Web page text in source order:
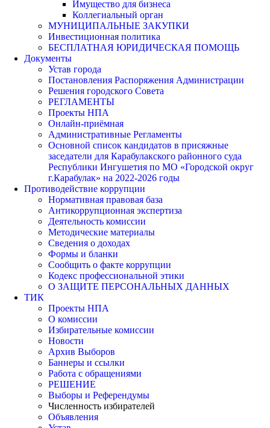
Имущество для бизнеса
Коллегиальный орган
МУНИЦИПАЛЬНЫЕ ЗАКУПКИ
Инвестиционная политика
БЕСПЛАТНАЯ ЮРИДИЧЕСКАЯ ПОМОЩЬ
Документы
Устав города
Постановления Распоряжения Администрации
Решения городского Совета
РЕГЛАМЕНТЫ
Проекты НПА
Онлайн-приёмная
Административные Регламенты
Основной список кандидатов в присяжные
заседатели для Карабулакского районного суда
Республики Ингушетия по МО «Городской округ
г.Карабулак» на 2022-2026 годы
Противодействие коррупции
Нормативная правовая база
Антикоррупционная экспертиза
Деятельность комиссии
Методические материалы
Сведения о доходах
Формы и бланки
Сообщить о факте коррупции
Кодекс профессиональной этики
О ЗАЩИТЕ ПЕРСОНАЛЬНЫХ ДАННЫХ
ТИК
Проекты НПА
О комиссии
Избирательные комиссии
Новости
Архив Выборов
Баннеры и ссылки
Работа с обращениями
РЕШЕНИЕ
Выборы и Референдумы
Численность избирателей
Объявления